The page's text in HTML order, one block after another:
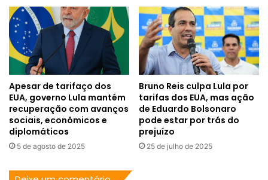
Apesar de tarifaço dos
EUA, governo Lula mantém
recuperação com avanços
sociais, econômicos e
diplomáticos
5 de agosto de 2025
Bruno Reis culpa Lula por
tarifas dos EUA, mas ação
de Eduardo Bolsonaro
pode estar por trás do
prejuízo
25 de julho de 2025